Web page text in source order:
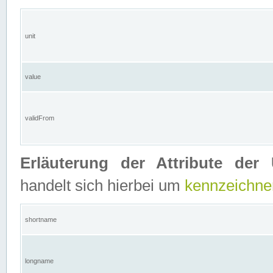
unit
value
validFrom
Erläuterung der Attribute der
handelt sich hierbei um
shortname
longname